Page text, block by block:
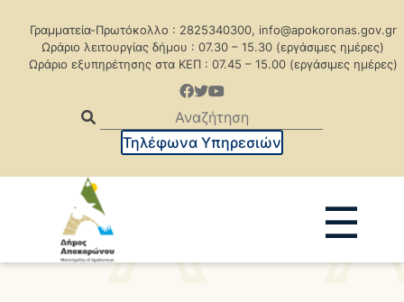
Γραμματεία-Πρωτόκολλο : 2825340300, info@apokoronas.gov.gr
Ωράριο λειτουργίας δήμου : 07.30 – 15.30 (εργάσιμες ημέρες)
Ωράριο εξυπηρέτησης στα ΚΕΠ : 07.45 – 15.00 (εργάσιμες ημέρες)
Τηλέφωνα Υπηρεσιών
☰